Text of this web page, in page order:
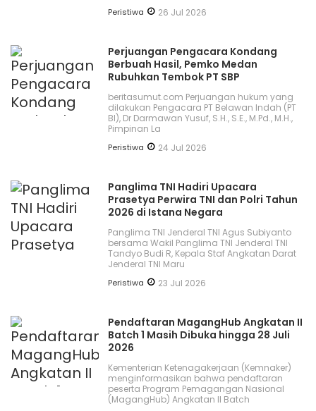
Peristiwa 26 Jul 2026
Perjuangan Pengacara Kondang
Berbuah Hasil, Pemko Medan
Rubuhkan Tembok PT SBP
beritasumut.com Perjuangan hukum yang
dilakukan Pengacara PT Belawan Indah (PT
BI), Dr Darmawan Yusuf, S.H., S.E., M.Pd., M.H.,
Pimpinan La
Peristiwa 24 Jul 2026
Panglima TNI Hadiri Upacara
Prasetya Perwira TNI dan Polri Tahun
2026 di Istana Negara
Panglima TNI Jenderal TNI Agus Subiyanto
bersama Wakil Panglima TNI Jenderal TNI
Tandyo Budi R, Kepala Staf Angkatan Darat
Jenderal TNI Maru
Peristiwa 23 Jul 2026
Pendaftaran MagangHub Angkatan II
Batch 1 Masih Dibuka hingga 28 Juli
2026
Kementerian Ketenagakerjaan (Kemnaker)
menginformasikan bahwa pendaftaran
peserta Program Pemagangan Nasional
(MagangHub) Angkatan II Batch